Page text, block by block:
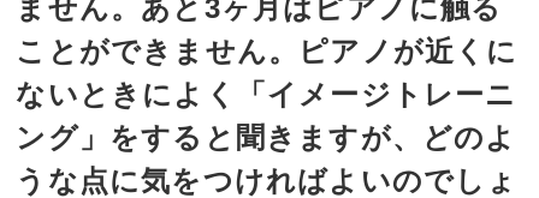
ません。あと3ヶ月はピアノに触る
ことができません。ピアノが近くに
ないときによく「イメージトレーニ
ング」をすると聞きますが、どのよ
うな点に気をつければよいのでしょ